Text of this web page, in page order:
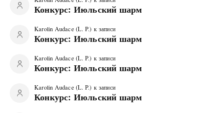
Конкурс: Июльский шарм
Karolin Audace (L. P.) к записи
Конкурс: Июльский шарм
Karolin Audace (L. P.) к записи
Конкурс: Июльский шарм
Karolin Audace (L. P.) к записи
Конкурс: Июльский шарм